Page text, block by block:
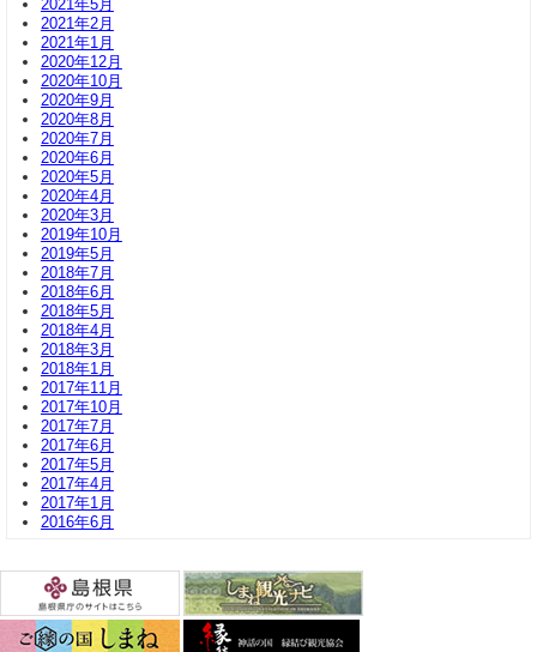
2021年5月
2021年2月
2021年1月
2020年12月
2020年10月
2020年9月
2020年8月
2020年7月
2020年6月
2020年5月
2020年4月
2020年3月
2019年10月
2019年5月
2018年7月
2018年6月
2018年5月
2018年4月
2018年3月
2018年1月
2017年11月
2017年10月
2017年7月
2017年6月
2017年5月
2017年4月
2017年1月
2016年6月